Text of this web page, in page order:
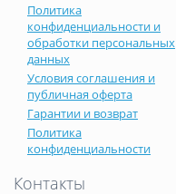
Политика
конфиденциальности и
обработки персональных
данных
Условия соглашения и
публичная оферта
Гарантии и возврат
Политика
конфиденциальности
Контакты